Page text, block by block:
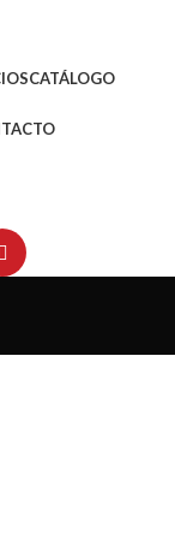
CATÁLOGO